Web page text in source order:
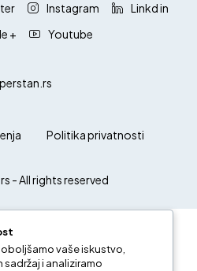
Instagram
Linkd in
+
Youtube
Politika privatnosti
- All rights reserved
vaše iskustvo,
i analiziramo